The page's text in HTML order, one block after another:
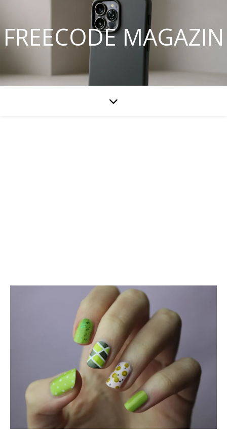
FREECODE MAGAZIN